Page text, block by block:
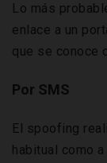
Lo más
enlace a un
que se conoce
Por SMS
El spoofing
habitual como